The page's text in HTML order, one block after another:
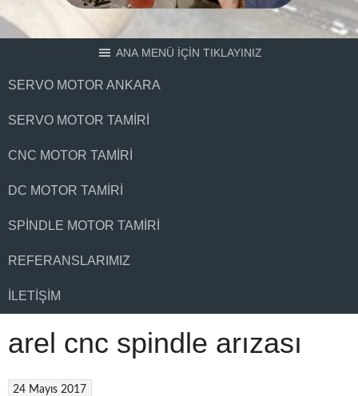
ANA MENÜ İÇİN TIKLAYINIZ
SERVO MOTOR ANKARA
SERVO MOTOR TAMIRI
CNC MOTOR TAMIRI
DC MOTOR TAMIRI
SPINDLE MOTOR TAMIRI
REFERANSLARIMIZ
İLETIŞIM
arel cnc spindle arızası
24 Mayıs 2017